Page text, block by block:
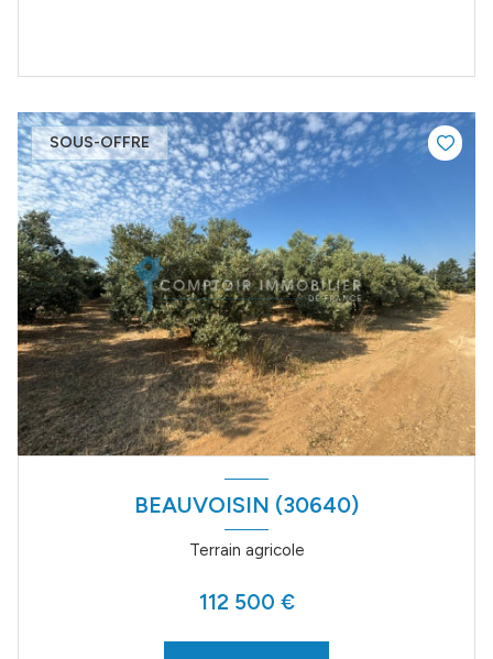
SOUS-OFFRE
BEAUVOISIN (30640)
Terrain agricole
112 500 €